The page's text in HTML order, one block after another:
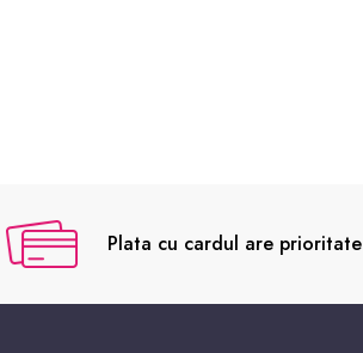
Plata cu cardul are prioritate